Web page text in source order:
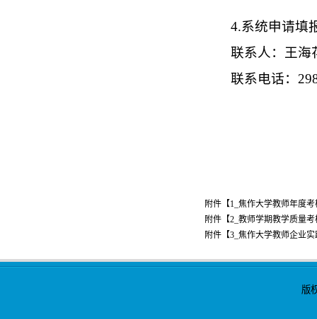
4.系统申请填
联系人：王海
联系电话：
附件【1_焦作大学教师年度
附件【2_教师学期教学质量考
附件【3_焦作大学教师企业实
版